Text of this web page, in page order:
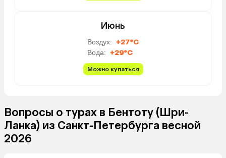
завтраки.
Июнь
Воздух: +27°C
Вода: +29°C
Можно купаться
Вопросы о турах в Бентоту (Шри-
Ланка) из Санкт-Петербурга весной
2026